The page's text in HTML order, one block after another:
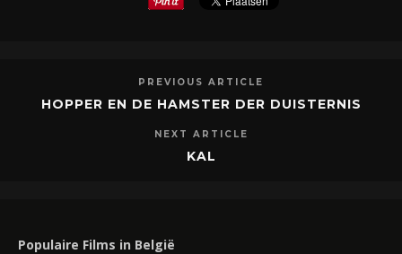
PREVIOUS ARTICLE
HOPPER EN DE HAMSTER DER DUISTERNIS
NEXT ARTICLE
KAL
Populaire Films in België